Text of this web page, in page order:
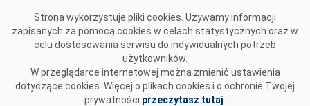
Strona wykorzystuje pliki cookies. Używamy informacji
zapisanych za pomocą cookies w celach statystycznych oraz w
celu dostosowania serwisu do indywidualnych potrzeb
użytkowników.
W przeglądarce internetowej można zmienić ustawienia
dotyczące cookies. Więcej o plikach cookies i o ochronie Twojej
prywatności przeczytasz tutaj